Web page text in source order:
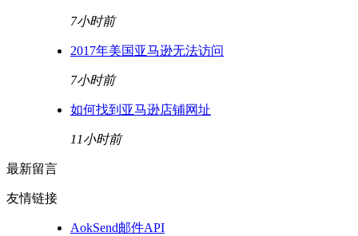
7小时前
2017年美国亚马逊无法访问
7小时前
如何找到亚马逊店铺网址
11小时前
最新留言
友情链接
AokSend邮件API